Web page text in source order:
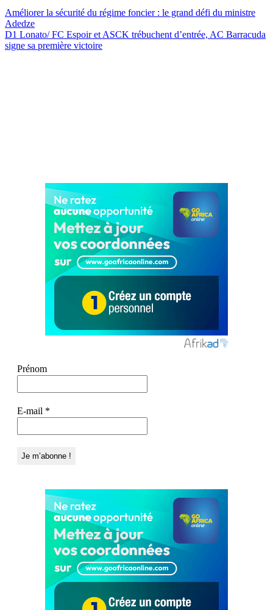
Améliorer la sécurité du régime foncier : le grand défi du ministre
Adedze
D1 Lonato/ FC Espoir et ASCK trébuchent d’entrée, AC Barracuda
signe sa première victoire
Prénom
E-mail *